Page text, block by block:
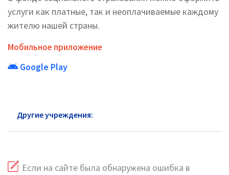
услуги как платные, так и неоплачиваемые каждому
жителю нашей страны.
Мобильное приложение
Google Play
Другие учреждения:
Если на сайте была обнаружена ошибка в